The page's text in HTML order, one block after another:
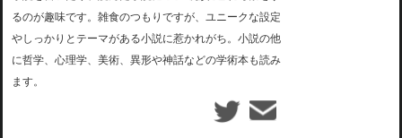
るのが趣味です。雑食のつもりですが、ユニークな設定
やしっかりとテーマがある小説に惹かれがち。小説の他
に哲学、心理学、美術、異形や神話などの学術本も読み
ます。